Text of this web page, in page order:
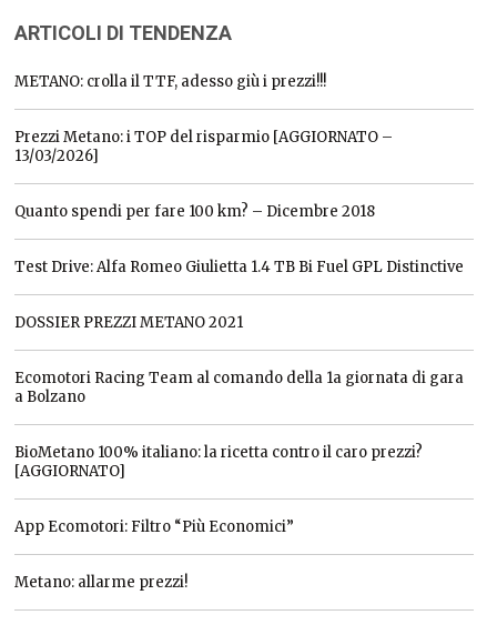
ARTICOLI DI TENDENZA
METANO: crolla il TTF, adesso giù i prezzi!!!
Prezzi Metano: i TOP del risparmio [AGGIORNATO –
13/03/2026]
Quanto spendi per fare 100 km? – Dicembre 2018
Test Drive: Alfa Romeo Giulietta 1.4 TB Bi Fuel GPL Distinctive
DOSSIER PREZZI METANO 2021
Ecomotori Racing Team al comando della 1a giornata di gara
a Bolzano
BioMetano 100% italiano: la ricetta contro il caro prezzi?
[AGGIORNATO]
App Ecomotori: Filtro “Più Economici”
Metano: allarme prezzi!